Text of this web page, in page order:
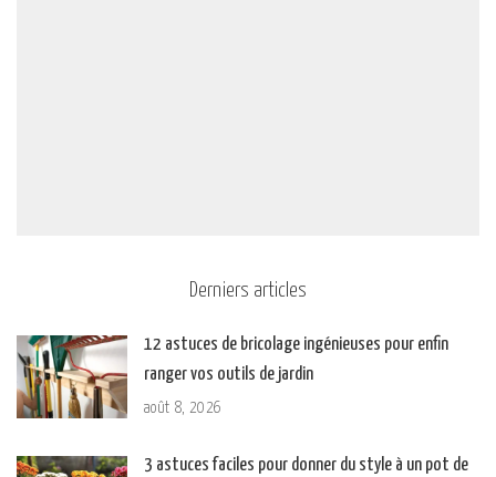
Derniers articles
12 astuces de bricolage ingénieuses pour enfin
ranger vos outils de jardin
août 8, 2026
3 astuces faciles pour donner du style à un pot de